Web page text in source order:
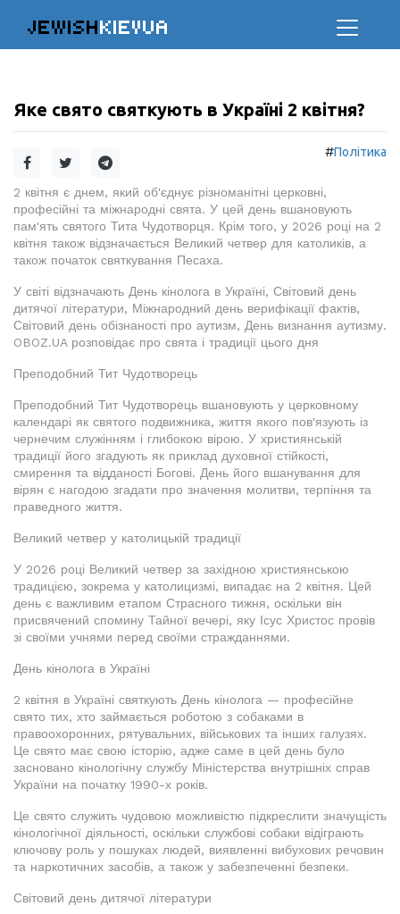
JEWISHKIEVUA
Яке свято святкують в Україні 2 квітня?
#Політика
2 квітня є днем, який об'єднує різноманітні церковні,
професійні та міжнародні свята. У цей день вшановують
пам'ять святого Тита Чудотворця. Крім того, у 2026 році на 2
квітня також відзначається Великий четвер для католиків, а
також початок святкування Песаха.
У світі відзначають День кінолога в Україні, Світовий день
дитячої літератури, Міжнародний день верифікації фактів,
Світовий день обізнаності про аутизм, День визнання аутизму.
OBOZ.UA розповідає про свята і традиції цього дня
Преподобний Тит Чудотворець
Преподобний Тит Чудотворець вшановують у церковному
календарі як святого подвижника, життя якого пов'язують із
чернечим служінням і глибокою вірою. У християнській
традиції його згадують як приклад духовної стійкості,
смирення та відданості Богові. День його вшанування для
вірян є нагодою згадати про значення молитви, терпіння та
праведного життя.
Великий четвер у католицькій традиції
У 2026 році Великий четвер за західною християнською
традицією, зокрема у католицизмі, випадає на 2 квітня. Цей
день є важливим етапом Страсного тижня, оскільки він
присвячений спомину Тайної вечері, яку Ісус Христос провів
зі своїми учнями перед своїми стражданнями.
День кінолога в Україні
2 квітня в Україні святкують День кінолога — професійне
свято тих, хто займається роботою з собаками в
правоохоронних, рятувальних, військових та інших галузях.
Це свято має свою історію, адже саме в цей день було
засновано кінологічну службу Міністерства внутрішніх справ
України на початку 1990-х років.
Це свято служить чудовою можливістю підкреслити значущість
кінологічної діяльності, оскільки службові собаки відіграють
ключову роль у пошуках людей, виявленні вибухових речовин
та наркотичних засобів, а також у забезпеченні безпеки.
Світовий день дитячої літератури